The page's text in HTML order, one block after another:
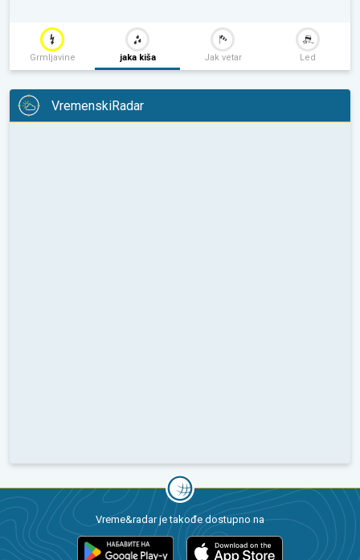
Grmljavine jaka kiša Jak vetar Led
VremenskiRadar
Vreme&radar je takođe dostupno na